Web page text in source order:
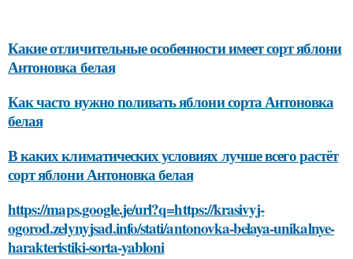
Какие отличительные особенности имеет сорт яблони
Антоновка белая
Как часто нужно поливать яблони сорта Антоновка
белая
В каких климатических условиях лучше всего растёт
сорт яблони Антоновка белая
https://maps.google.je/url?q=https://krasivyj-
ogorod.zelynyjsad.info/stati/antonovka-belaya-unikalnye-
harakteristiki-sorta-yabloni